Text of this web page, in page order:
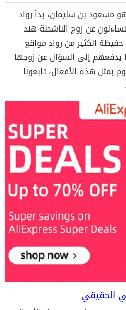
مسعود بن سليمان، بدأ رواد
عن زوج الناشطة هند
الكثير من رواد مواقع
يدفعهم إلى السؤال عن زوجها
بمثل هذه الأفعال، تابعونا
الحقيقي